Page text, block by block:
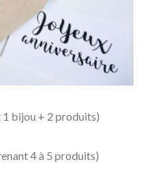
bijou + 2 produits)
4 à 5 produits)